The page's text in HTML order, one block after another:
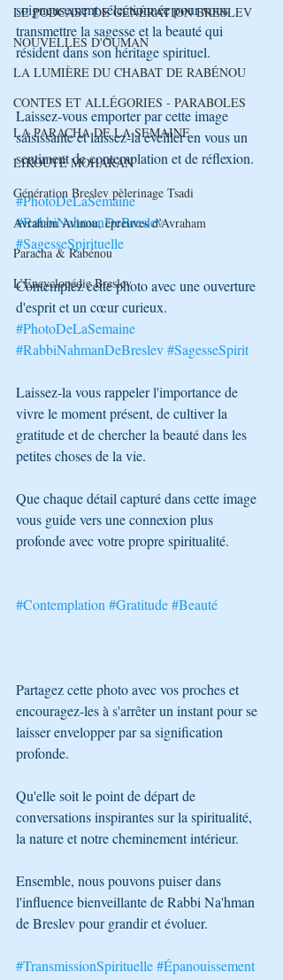
LE PODCAST DE GÉNÉRATION BRESLEV
NOUVELLES D'OUMAN
LA LUMIÈRE DU CHABAT DE RABÉNOU
CONTES ET ALLÉGORIES - PARABOLES
LA PARACHA DE LA SEMAINE
LIKOUTÉ MOHARAN
Génération Breslev pèlerinage Tsadi
Avraham Avinou, épreuves d’Avraham
Paracha & Rabénou
L’Encyclopédie Breslev
soigneusement sélectionnée pour vous
transmettre la sagesse et la beauté qui
résident dans son héritage spirituel.
Laissez-vous emporter par cette image
saisissante et laissez-la éveiller en vous un
sentiment de contemplation et de réflexion.
#PhotoDeLaSemaine
#RabbiNahmanDeBreslev
#SagesseSpirituelle
Contemplez cette photo avec une ouverture
d'esprit et un cœur curieux.
#PhotoDeLaSemaine
#RabbiNahmanDeBreslev#SagesseSpirit
Laissez-la vous rappeler l'importance de
vivre le moment présent, de cultiver la
gratitude et de chercher la beauté dans les
petites choses de la vie.
Que chaque détail capturé dans cette image
vous guide vers une connexion plus
profonde avec votre propre spiritualité.
#Contemplation #Gratitude#Beauté
Partagez cette photo avec vos proches et
encouragez-les à s'arrêter un instant pour se
laisser envelopper par sa signification
profonde.
Qu'elle soit le point de départ de
conversations inspirantes sur la spiritualité,
la nature et notre cheminement intérieur.
Ensemble, nous pouvons puiser dans
l'influence bienveillante de Rabbi Na'hman
de Breslev pour grandir et évoluer.
#TransmissionSpirituelle#Épanouissement